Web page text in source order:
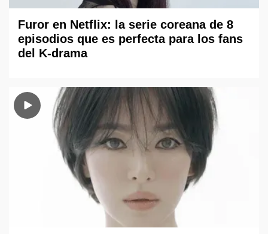
Furor en Netflix: la serie coreana de 8
episodios que es perfecta para los fans
del K-drama